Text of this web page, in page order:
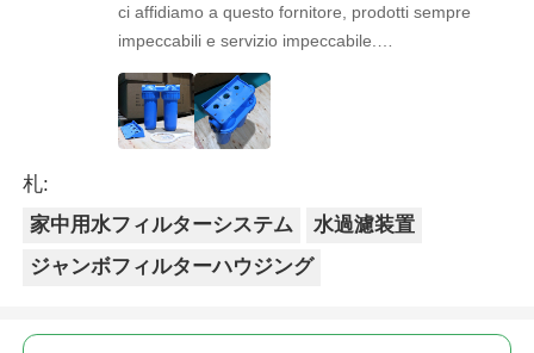
ci affidiamo a questo fornitore, prodotti sempre
impeccabili e servizio impeccabile.
Consigliatissimo a chi cerca stabilità e
professionalità.
札:
家中用水フィルターシステム
水過濾装置
ジャンボフィルターハウジング